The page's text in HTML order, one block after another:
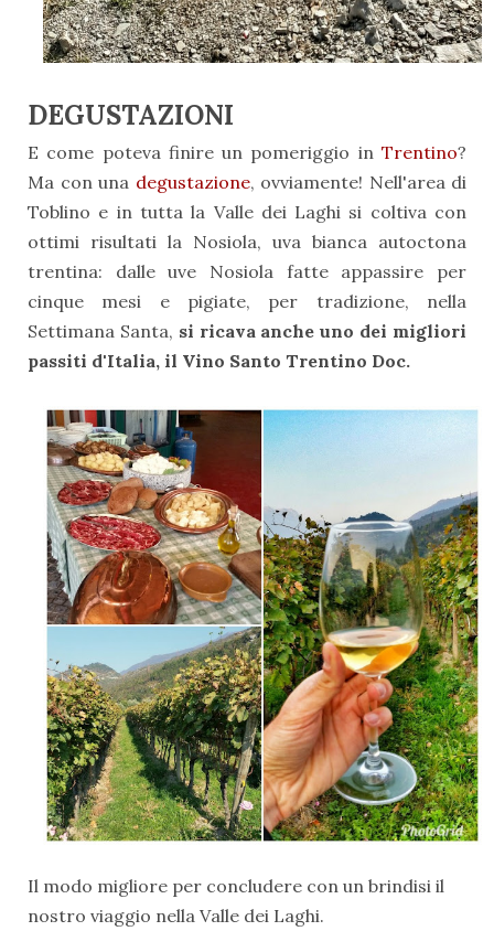
DEGUSTAZIONI
E come poteva finire un pomeriggio in Trentino?
Ma con una degustazione, ovviamente! Nell'area di
Toblino e in tutta la Valle dei Laghi si coltiva con
ottimi risultati la Nosiola, uva bianca autoctona
trentina: dalle uve Nosiola fatte appassire per
cinque mesi e pigiate, per tradizione, nella
Settimana Santa, si ricava anche uno dei migliori
passiti d'Italia, il Vino Santo Trentino Doc.
Il modo migliore per concludere con un brindisi il
nostro viaggio nella Valle dei Laghi.